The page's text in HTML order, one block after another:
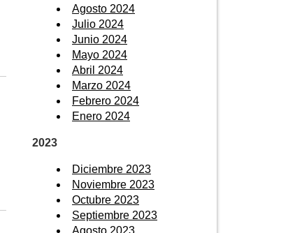
Agosto 2024
Julio 2024
Junio 2024
Mayo 2024
Abril 2024
Marzo 2024
Febrero 2024
Enero 2024
2023
Diciembre 2023
Noviembre 2023
Octubre 2023
Septiembre 2023
Agosto 2023